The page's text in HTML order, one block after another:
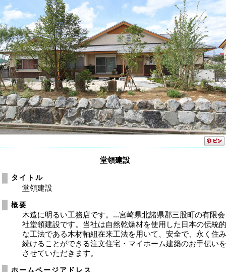
堂領建設
タイトル
堂領建設
概要
木造に明るい工務店です。...宮崎県北諸県郡三股町の有限会
社堂領建設です。当社は自然乾燥材を使用した日本の伝統
な工法である木材軸組在来工法を用いて、安全で、永く住
続けることができる注文住宅・マイホーム建築のお手伝い
させていただきます。
ホームページアドレス